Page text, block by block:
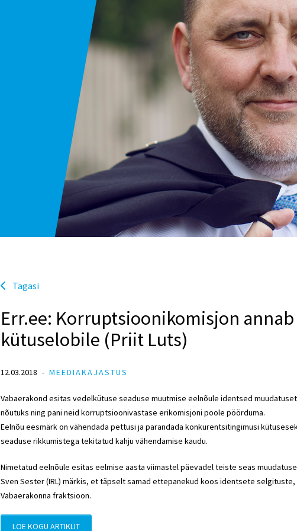
Tagasi
Err.ee: Korruptsioonikomisjon
kütuselobile (Priit Luts)
12.03.2018 MEEDIAKAJASTUS
Vabaerakond esitas vedelkütuse seaduse muutmise eelnõule identsed
nõutuks ning pani neid korruptsioonivastase erikomisjoni poole pöörduma.
Eelnõu eesmärk on vähendada pettusi ja parandada konkurentsitingimusi
seaduse rikkumistega tekitatud kahju vähendamise kaudu.
Nimetatud eelnõule esitas eelmise aasta viimastel päevadel teiste seas
Sven Sester (IRL) märkis, et täpselt samad ettepanekud koos identsete
Vabaerakonna fraktsioon.
LOE KOGU ARTIKLIT